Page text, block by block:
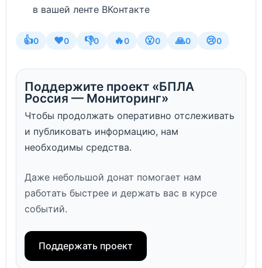
в вашей ленте ВКонтакте
👍0 ❤️0 👎0 🔥0 😮0 🙏0 😢0
Поддержите проект «БПЛА
Россия — Мониторинг»
Чтобы продолжать оперативно отслеживать
и публиковать информацию, нам
необходимы средства.
Даже небольшой донат помогает нам
работать быстрее и держать вас в курсе
событий.
Поддержать проект